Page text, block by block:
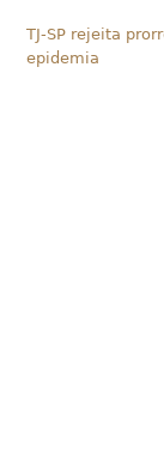
TJ-SP rejeita
epidemia